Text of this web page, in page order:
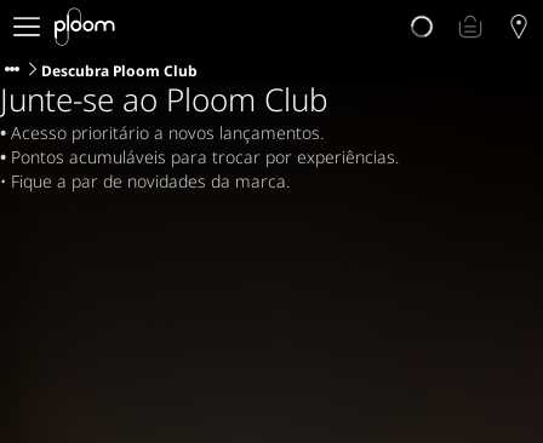
Porquê Ploom?
Loja
Sticks LYO
Descubra Ploom Club
Artigos
Ajuda e Suporte
Descubra Ploom Club
Junte-se ao Ploom Club
• Acesso prioritário a novos lançamentos.
• Pontos acumuláveis para trocar por experiências.
• Fique a par de novidades da marca.